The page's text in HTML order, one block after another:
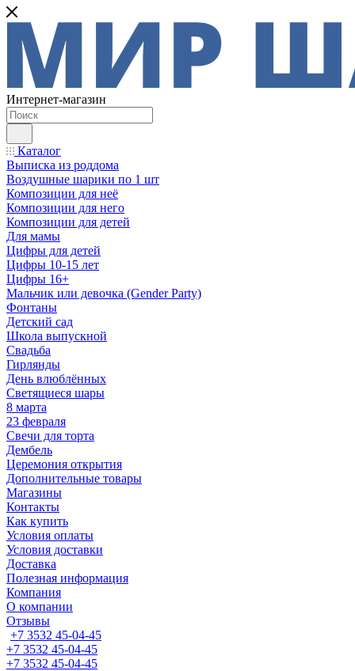
Интернет-магазин
Каталог
Выписка из роддома
Воздушные шарики по 1 шт
Композиции для неё
Композиции для него
Композиции для детей
Для мамы
Цифры для детей
Цифры 10-15 лет
Цифры 16+
Мальчик или девочка (Gender Party)
Фонтаны
Детский сад
Школа выпускной
Свадьба
Гирлянды
День влюблённых
Светящиеся шары
8 марта
23 февраля
Свечи для торта
Дембель
Церемония открытия
Дополнительные товары
Магазины
Контакты
Как купить
Условия оплаты
Условия доставки
Доставка
Полезная информация
Компания
О компании
Отзывы
+7 3532 45-04-45
+7 3532 45-04-45
+7 3532 45-04-45